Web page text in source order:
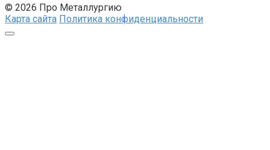
© 2026 Про Металлургию
Карта сайта Политика конфиденциальности